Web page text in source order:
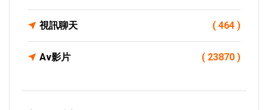
視訊聊天 ( 464 )
Av影片 ( 23870 )